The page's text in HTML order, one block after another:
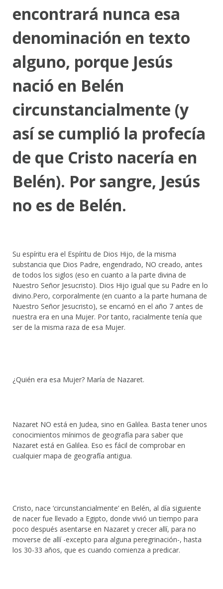
encontrará nunca esa
denominación en texto
alguno, porque Jesús
nació en Belén
circunstancialmente (y
así se cumplió la profecía
de que Cristo nacería en
Belén). Por sangre, Jesús
no es de Belén.
Su espíritu era el Espíritu de Dios Hijo, de la misma
substancia que Dios Padre, engendrado, NO creado, antes
de todos los siglos (eso en cuanto a la parte divina de
Nuestro Señor Jesucristo). Dios Hijo igual que su Padre en lo
divino.Pero, corporalmente (en cuanto a la parte humana de
Nuestro Señor Jesucristo), se encarnó en el año 7 antes de
nuestra era en una Mujer. Por tanto, racialmente tenía que
ser de la misma raza de esa Mujer.
¿Quién era esa Mujer? María de Nazaret.
Nazaret NO está en Judea, sino en Galilea. Basta tener unos
conocimientos mínimos de geografía para saber que
Nazaret está en Galilea. Eso es fácil de comprobar en
cualquier mapa de geografía antigua.
Cristo, nace ‘circunstancialmente’ en Belén, al día siguiente
de nacer fue llevado a Egipto, donde vivió un tiempo para
poco después asentarse en Nazaret y crecer allí, para no
moverse de allí -excepto para alguna peregrinación-, hasta
los 30-33 años, que es cuando comienza a predicar.